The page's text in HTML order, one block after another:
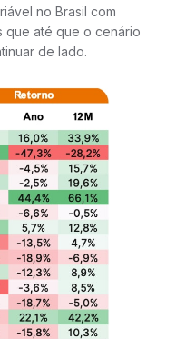
no Brasil com
que até que o cenário
de lado.